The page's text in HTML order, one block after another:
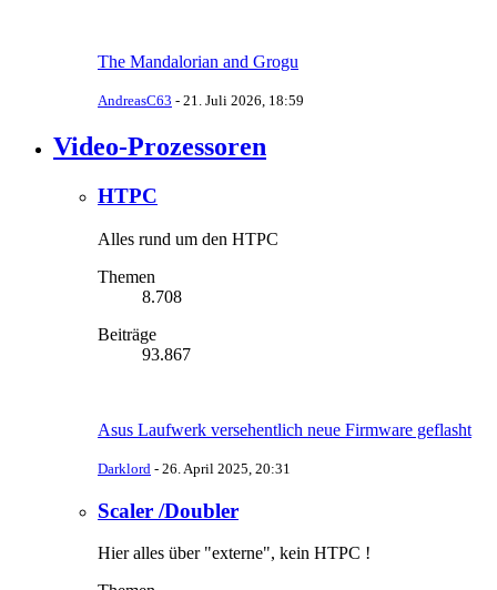
The Mandalorian and Grogu
AndreasC63 - 21. Juli 2026, 18:59
Video-Prozessoren
HTPC
Alles rund um den HTPC
Themen
8.708
Beiträge
93.867
Asus Laufwerk versehentlich neue Firmware geflasht
Darklord - 26. April 2025, 20:31
Scaler /Doubler
Hier alles über "externe", kein HTPC !